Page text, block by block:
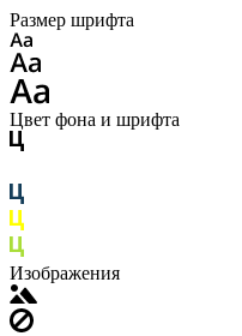
Размер шрифта
Цвет фона и шрифта
Изображения